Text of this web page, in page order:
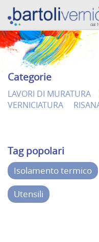
Categorie
LAVORI DI MURATURA
VERNICIATURA
Tag popolari
Isolamento termico
Utensili